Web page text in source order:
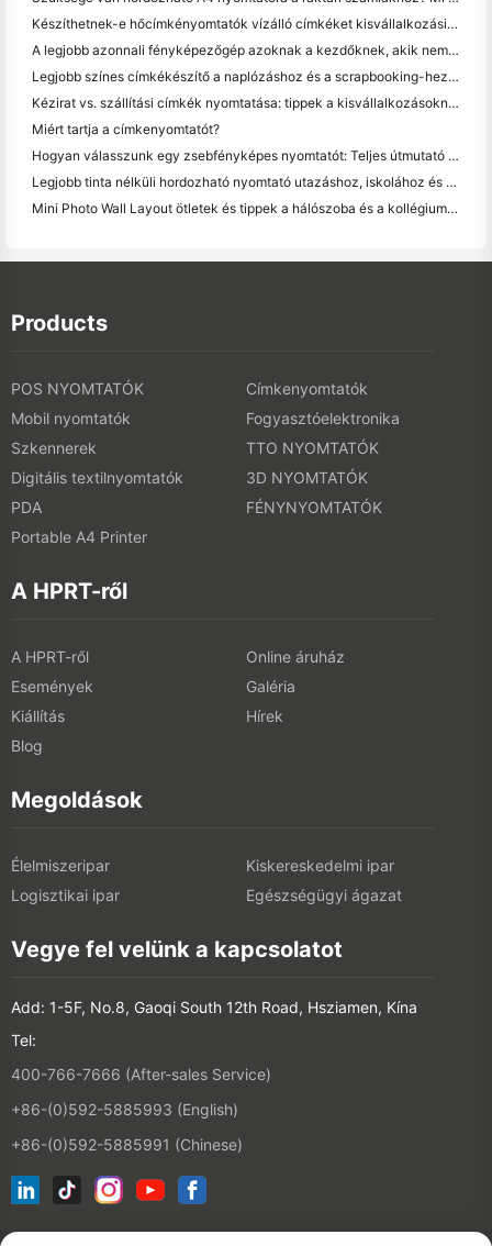
Készíthetnek-e hőcímkényomtatók vízálló címkéket kisvállalkozási termékekhez?
A legjobb azonnali fényképezőgép azoknak a kezdőknek, akik nem akarnak papírt pazarolni
Legjobb színes címkékészítő a naplózáshoz és a scrapbooking-hez: több szín minden oldalhoz
Kézirat vs. szállítási címkék nyomtatása: tippek a kisvállalkozásoknak 2026-ban
Miért tartja a címkenyomtatót?
Hogyan válasszunk egy zsebfényképes nyomtatót: Teljes útmutató a naplózáshoz, utazáshoz és az iPhone-felhasználókhoz
Legjobb tinta nélküli hordozható nyomtató utazáshoz, iskolához és mobil munkához: Hanin MT620 Pro felülvizsgálat
Mini Photo Wall Layout ötletek és tippek a hálószoba és a kollégium díszítése
Products
POS NYOMTATÓK
Címkenyomtatók
Mobil nyomtatók
Fogyasztóelektronika
Szkennerek
TTO NYOMTATÓK
Digitális textilnyomtatók
3D NYOMTATÓK
PDA
FÉNYNYOMTATÓK
Portable A4 Printer
A HPRT-ről
A HPRT-ről
Online áruház
Események
Galéria
Kiállítás
Hírek
Blog
Megoldások
Élelmiszeripar
Kiskereskedelmi ipar
Logisztikai ipar
Egészségügyi ágazat
Vegye fel velünk a kapcsolatot
Add: 1-5F, No.8, Gaoqi South 12th Road, Hsziamen, Kína
Tel:
400-766-7666 (After-sales Service)
+86-(0)592-5885993 (English)
+86-(0)592-5885991 (Chinese)